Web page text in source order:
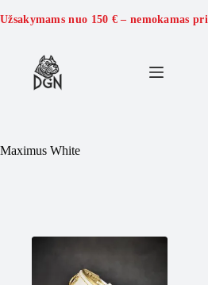
to
Užsakymams nuo 150 € – nemokamas
Maximus White